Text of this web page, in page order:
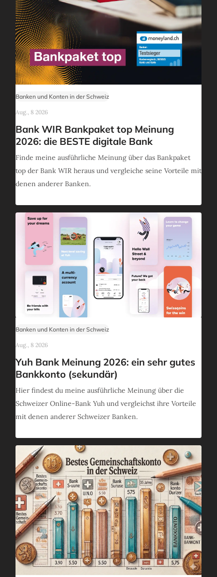
Banken und Konten in der Schweiz
Aug., 8 2026
Bank WIR Bankpaket top Meinung
2026: die BESTE digitale Bank
Finde meine ausführliche Meinung über das Bankpaket
top der Bank WIR heraus und vergleiche seine Vorteile mit
denen anderer Banken.
Banken und Konten in der Schweiz
Aug., 8 2026
Yuh Bank Meinung 2026: ein sehr gutes
Bankkonto (sekundär)
Hier findest du meine ausführliche Meinung über die
Schweizer Online-Bank Yuh und vergleichst ihre Vorteile
mit denen anderer Schweizer Banken.